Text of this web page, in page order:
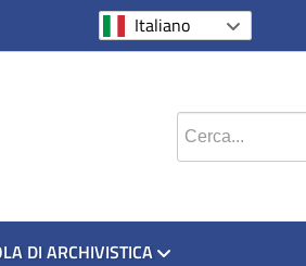
Italiano
DI ARCHIVISTICA